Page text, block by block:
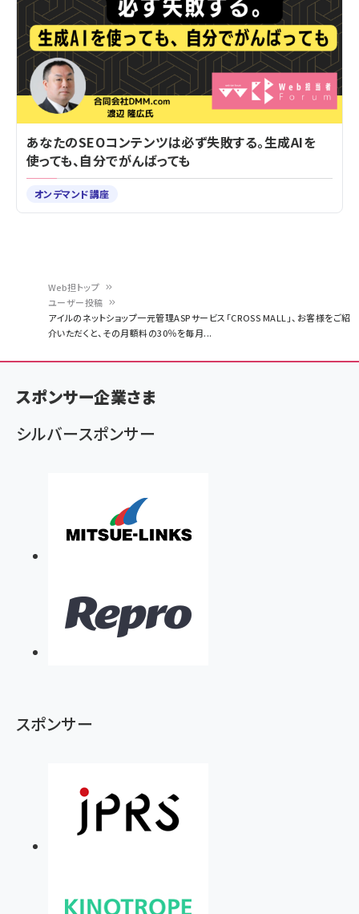
く
ず
Web担トップ
ユーザー投稿
アイルのネットショップ一元管理ASPサービス「CROSS MALL」、お客様をご紹
介いただくと、その月額料の30％を毎月...
あなたのSEOコンテンツは必ず失敗する。生成AIを
使っても、自分でがんばっても
オンデマンド講座
スポンサー企業さま
シルバースポンサー
スポンサー